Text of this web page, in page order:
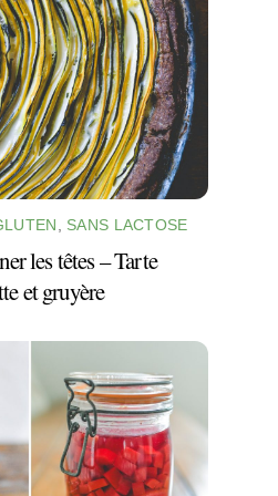
, SANS LACTOSE
les têtes – Tarte
et gruyère